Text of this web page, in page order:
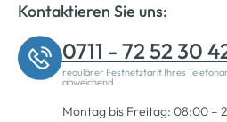
Kontaktieren Sie uns:
0711 - 72 52 30
regulärer Festnetztarif Ihres
abweichend.
Montag bis Freitag: 08:00 –